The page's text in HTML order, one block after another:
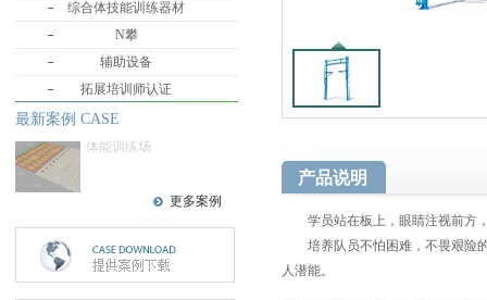
综合体技能训练器材
N攀
辅助设备
拓展培训师认证
最新案例 CASE
体能训练场
更多案例
产品说明
学员站在板上，眼睛注视前方
培养队员不怕困难，不畏艰险的
人潜能。